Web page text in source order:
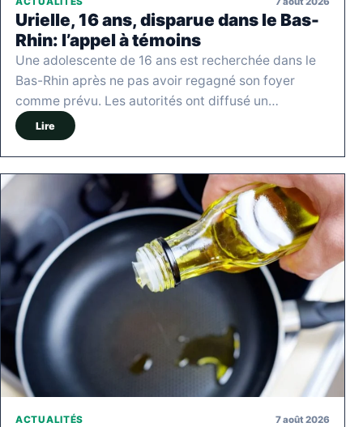
Urielle, 16 ans, disparue dans le Bas-
Rhin: l’appel à témoins
Une adolescente de 16 ans est recherchée dans le
Bas-Rhin après ne pas avoir regagné son foyer
comme prévu. Les autorités ont diffusé un…
Lire
ACTUALITÉS 7 août 2026